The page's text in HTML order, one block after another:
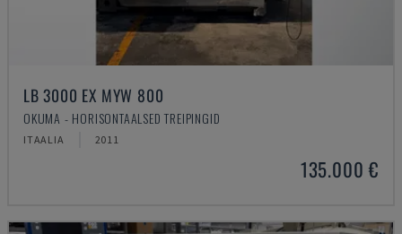
LB 3000 EX MYW 800
OKUMA - HORISONTAALSED TREIPINGID
ITAALIA 2011
135.000 €